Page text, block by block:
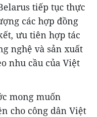
tiếp tục thực
các hợp đồng
ưu tiên hợp tác
nghệ và sản xuất
nhu cầu của Việt
mong muốn
cho công dân Việt